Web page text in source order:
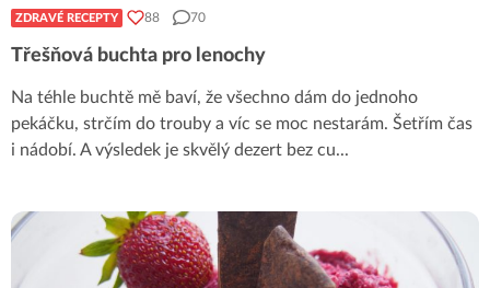
ZDRAVÉ RECEPTY 88 70
Třešňová buchta pro lenochy
Na téhle buchtě mě baví, že všechno dám do jednoho
pekáčku, strčím do trouby a víc se moc nestarám. Šetřím čas
i nádobí. A výsledek je skvělý dezert bez cu...